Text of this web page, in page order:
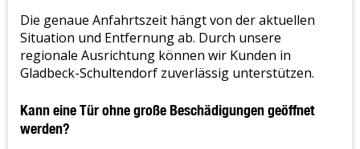
Die genaue Anfahrtszeit hängt von der aktuellen
Situation und Entfernung ab. Durch unsere
regionale Ausrichtung können wir Kunden in
Gladbeck-Schultendorf zuverlässig unterstützen.
Kann eine Tür ohne große Beschädigungen geöffnet
werden?